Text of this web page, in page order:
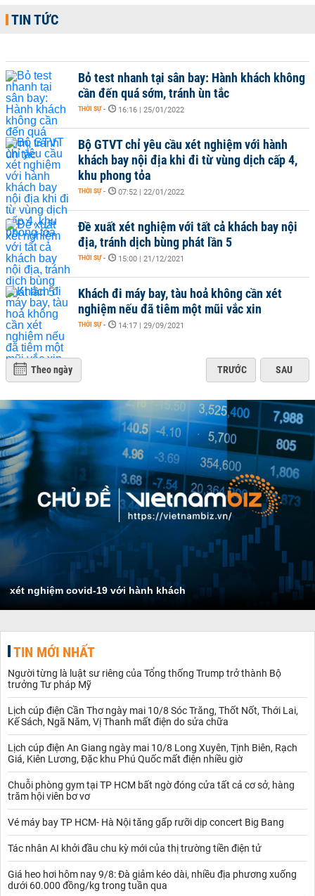
TIN TỨC
Bỏ test nhanh tại sân bay: Hành khách không
cần đến quá sớm, tránh ùn tắc
THỜI SỰ - 16:16 | 25/01/2022
Bộ GTVT chỉ yêu cầu xét nghiệm với hành
khách bay nội địa khi đi từ vùng dịch cấp 4,
khu phong tỏa
THỜI SỰ - 07:52 | 22/01/2022
Đề xuất xét nghiệm với tất cả khách bay nội
địa, tránh dịch bùng phát lần 5
THỜI SỰ - 15:00 | 21/12/2021
Khách đi máy bay, tàu hoả không cần xét
nghiệm nếu đã tiêm một mũi vắc xin
THỜI SỰ - 14:17 | 29/09/2021
Theo ngày TRƯỚC SAU
xét nghiệm covid-19 với hành khách
TIN MỚI NHẤT
Người từng là luật sư riêng của Tổng thống Trump trở thành Bộ
trưởng Tư pháp Mỹ
Lịch cúp điện Cần Thơ ngày mai 10/8 Sóc Trăng, Thốt Nốt, Thới Lai,
Kế Sách, Ngã Năm, Vị Thanh mất điện do sửa chữa
Lịch cúp điện An Giang ngày mai 10/8 Long Xuyên, Tịnh Biên, Rạch
Giá, Kiên Lương, Đặc khu Phú Quốc mất điện nhiều giờ
Chuỗi phòng gym tại TP HCM bất ngờ đóng cửa tất cả cơ sở, hàng
trăm hội viên bơ vơ
Vé máy bay TP HCM- Hà Nội tăng gấp rưỡi dịp concert Big Bang
Tác nhân AI khởi đầu chu kỳ mới của thị trường tiền điện tử
Giá heo hơi hôm nay 9/8: Đà giảm kéo dài, nhiều địa phương xuống
dưới 60.000 đồng/kg trong tuần qua